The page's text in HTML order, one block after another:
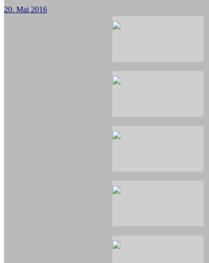
20. Mai 2016